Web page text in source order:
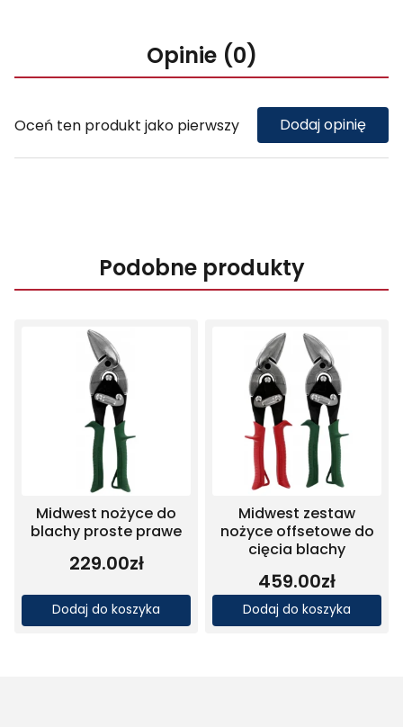
Opinie (0)
Oceń ten produkt jako pierwszy Dodaj opinię
Podobne produkty
Midwest nożyce do
blachy proste prawe
229.00zł
Dodaj do koszyka
Midwest zestaw
nożyce offsetowe do
cięcia blachy
459.00zł
Dodaj do koszyka